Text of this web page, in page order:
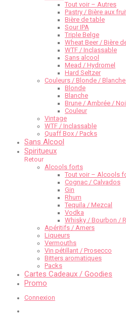
Tout voir – Autres
Pastry / Bière aux
Bière de table
Sour IPA
Triple Belge
Wheat Beer / Bière
WTF / Inclassable
Sans alcool
Mead / Hydromel
Hard Seltzer
Couleurs / Blonde /
Blonde
Blanche
Brune / Ambrée /
Couleur
Vintage
WTF / Inclassable
Quaff Box / Packs
Sans Alcool
Spiritueux
Retour
Alcools forts
Tout voir – Alcools
Cognac / Calvados
Gin
Rhum
Tequila / Mezcal
Vodka
Whisky / Bourbon /
Apéritifs / Amers
Liqueurs
Vermouths
Vin pétillant / Prosecco
Bitters aromatiques
Packs
Cartes Cadeaux / Goodies
Promo
Connexion